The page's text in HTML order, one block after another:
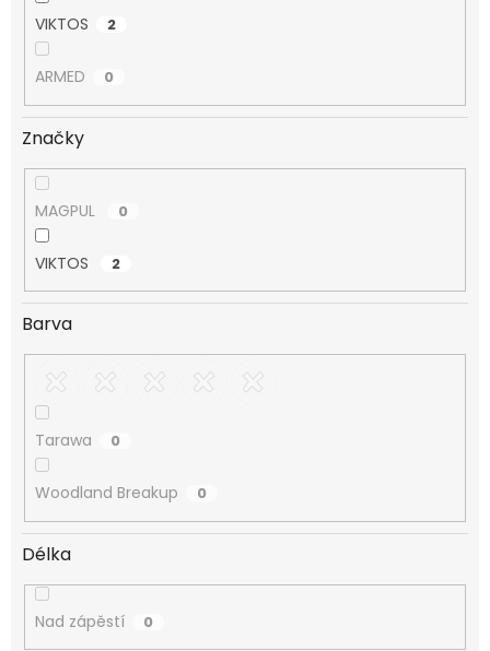
VIKTOS 2
ARMED 0
Značky
MAGPUL 0
VIKTOS 2
Barva
Tarawa 0
Woodland Breakup 0
Délka
Nad zápěstí 0